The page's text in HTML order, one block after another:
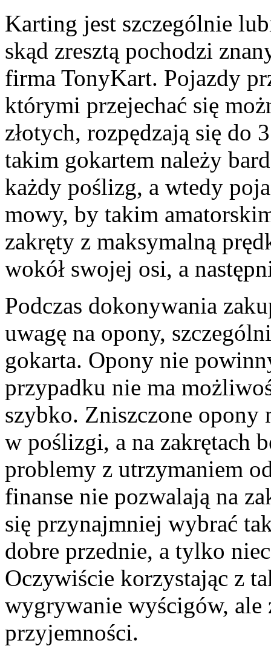
Karting jest szczególnie
skąd zresztą pochodzi
firma TonyKart. Pojazdy
którymi przejechać się
złotych, rozpędzają się do
takim gokartem należy
każdy poślizg, a wtedy
mowy, by takim
zakręty z maksymalną
wokół swojej osi, a
Podczas dokonywania
uwagę na opony,
gokarta. Opony nie
przypadku nie ma
szybko. Zniszczone opony
w poślizgi, a na zakrętach
problemy z utrzymaniem
finanse nie pozwalają na
się przynajmniej wybrać
dobre przednie, a tylko
Oczywiście korzystając z
wygrywanie wyścigów, ale
przyjemności.